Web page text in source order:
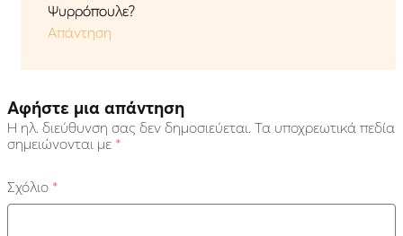
Ψυρρόπουλε?
Απάντηση
Αφήστε μια απάντηση
Η ηλ. διεύθυνση σας δεν δημοσιεύεται. Τα υποχρεωτικά πεδία
σημειώνονται με *
Σχόλιο *